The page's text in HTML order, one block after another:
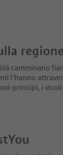
regione
camminano
l’hanno
principi, i